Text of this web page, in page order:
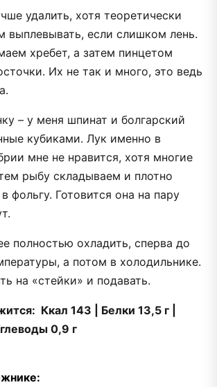
удалить, хотя теоретически
выплевывать, если слишком лень.
хребет, а затем пинцетом
Их не так и много, это ведь
– у меня шпинат и болгарский
кубиками. Лук именно в
мне не нравится, хотя многие
рыбу складываем и плотно
фольгу. Готовится она на пару
полностью охладить, сперва до
а потом в холодильнике.
на «стейки» и подавать.
Ккал 143 | Белки 13,5 г |
0,9 г